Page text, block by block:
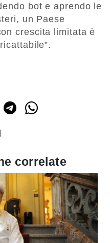
bot e aprendo le
un Paese
crescita limitata è
correlate